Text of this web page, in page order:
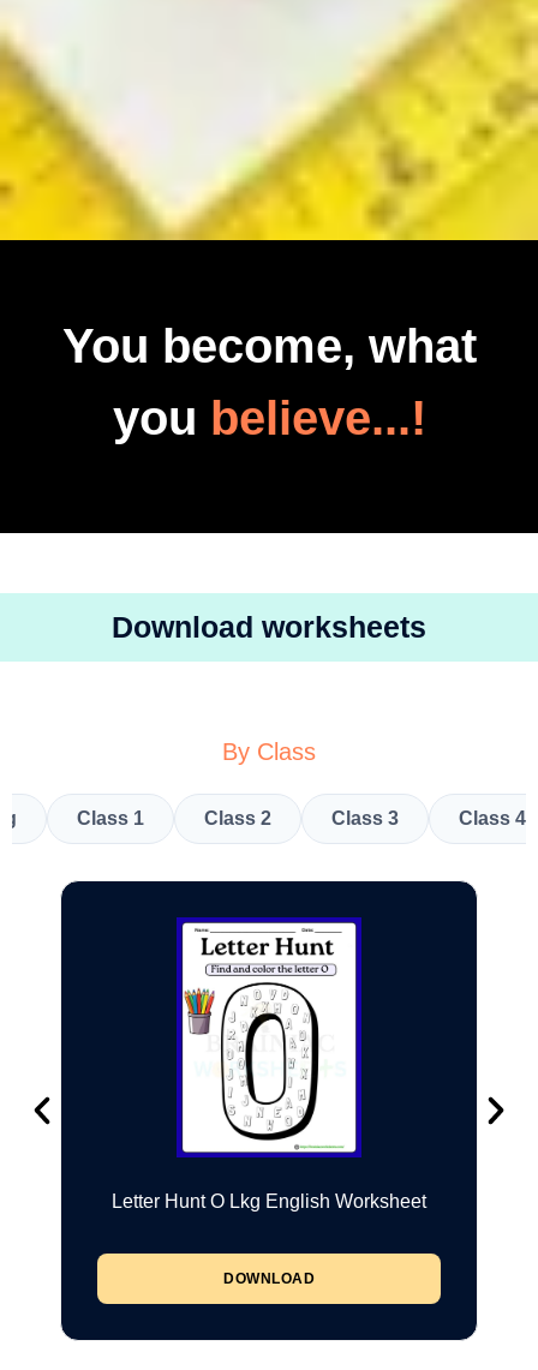
You become, what
you believe...!
Download worksheets
By Class
Class 1 Class 2 Class 3 Class 4
Letter Hunt O Lkg English Worksheet
DOWNLOAD